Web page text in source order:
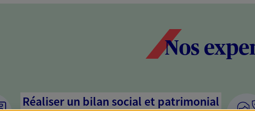
Nos
Réaliser un bilan social et patrimonial